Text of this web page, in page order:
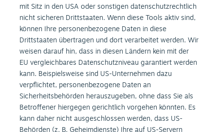
mit Sitz in den USA oder sonstigen datenschutzrechtlich
nicht sicheren Drittstaaten. Wenn diese Tools aktiv sind,
können Ihre personenbezogene Daten in diese
Drittstaaten übertragen und dort verarbeitet werden. Wir
weisen darauf hin, dass in diesen Ländern kein mit der
EU vergleichbares Datenschutzniveau garantiert werden
kann. Beispielsweise sind US-Unternehmen dazu
verpflichtet, personenbezogene Daten an
Sicherheitsbehörden herauszugeben, ohne dass Sie als
Betroffener hiergegen gerichtlich vorgehen könnten. Es
kann daher nicht ausgeschlossen werden, dass US-
Behörden (z. B. Geheimdienste) Ihre auf US-Servern